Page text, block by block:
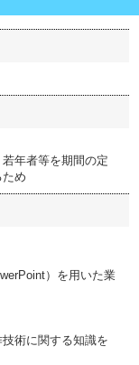
年者等を期間の定
め
）を用いた業
術に関する知識を